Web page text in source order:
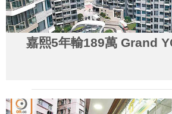
嘉熙5年輸189萬 Grand